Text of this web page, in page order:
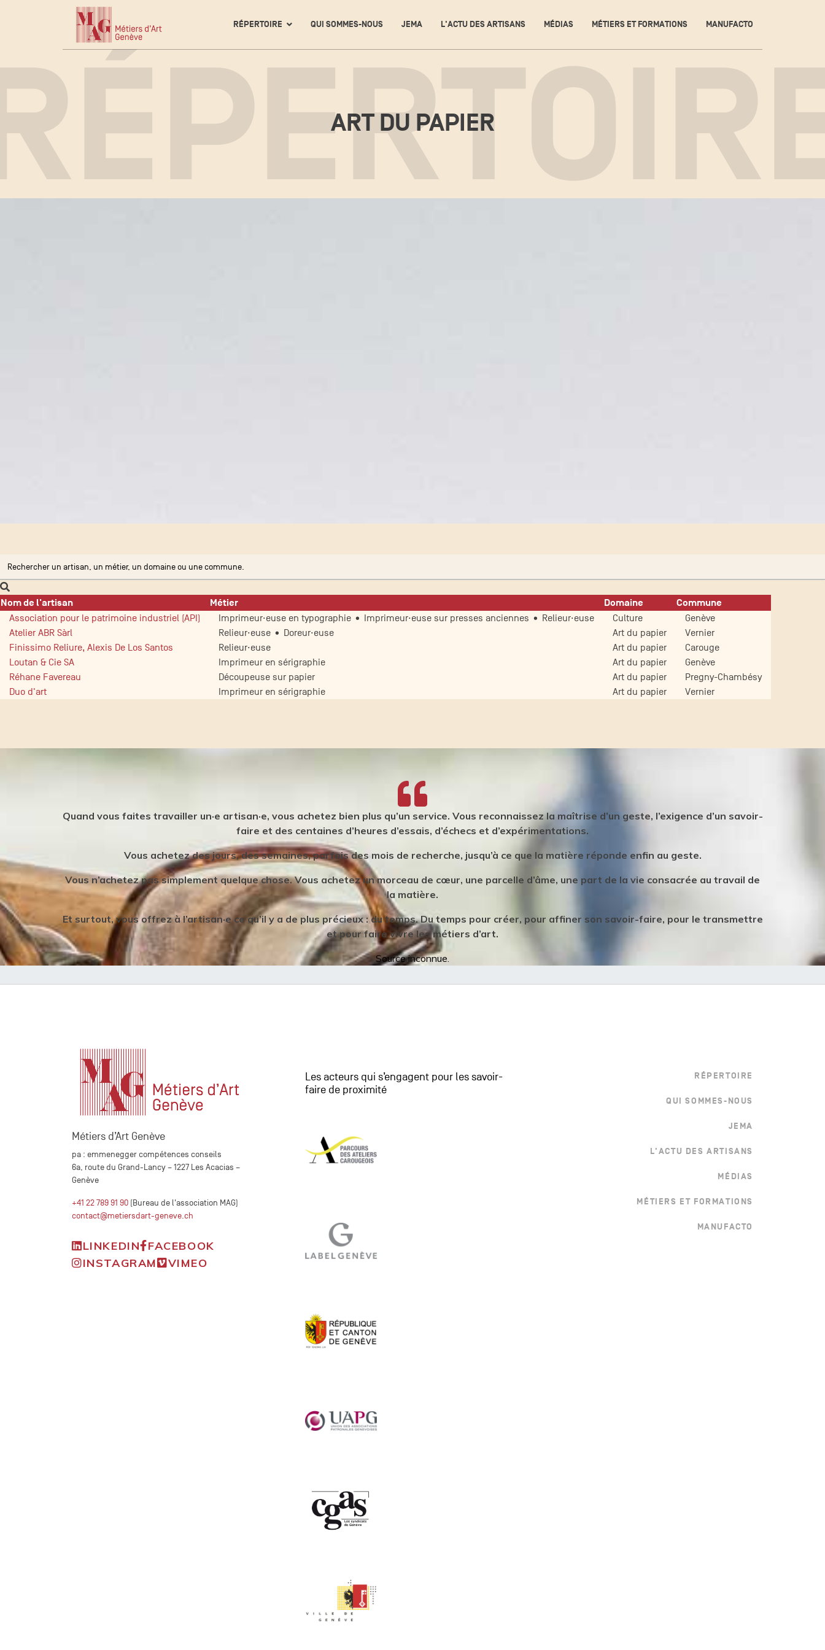
RÉPERTOIRE QUI SOMMES-NOUS JEMA L'ACTU DES ARTISANS MÉDIAS MÉTIERS ET FORMATIONS MANUFACTO
ART DU PAPIER
Nom de l'artisan Métier Domaine Commune
Association pour le patrimoine industriel (API) Imprimeur·euse en typographie • Imprimeur·euse sur presses anciennes • Relieur·euse Culture
Genève
Atelier ABR Sàrl
Relieur·euse • Doreur·euse Art du papier
Vernier
Finissimo Reliure, Alexis De Los Santos
Relieur·euse Art du papier
Carouge
Loutan & Cie SA
Imprimeur en sérigraphie Art du papier
Genève
Réhane Favereau
Découpeuse sur papier Art du papier
Pregny-Chambésy
Duo d'art
Imprimeur en sérigraphie Art du papier Vernier
Quand vous faites travailler un·e artisan·e, vous achetez bien plus qu’un service. Vous reconnaissez la maîtrise d’un geste, l’exigence d’un savoir-
faire et des centaines d’heures d’essais, d’échecs et d’expérimentations.
Vous achetez des jours, des semaines, parfois des mois de recherche, jusqu’à ce que la matière réponde enfin au geste.
Vous n’achetez pas simplement quelque chose. Vous achetez un morceau de cœur, une parcelle d’âme, une part de la vie consacrée au travail de
la matière.
Et surtout, vous offrez à l’artisan·e ce qu’il y a de plus précieux : du temps. Du temps pour créer, pour affiner son savoir-faire, pour le transmettre
et pour faire vivre les métiers d’art.
Source inconnue.
Métiers d’Art Genève
pa : emmenegger compétences conseils
6a, route du Grand-Lancy – 1227 Les Acacias –
Genève
+41 22 789 91 90 (Bureau de l'association MAG)
contact@metiersdart-geneve.ch
LINKEDIN FACEBOOK
INSTAGRAM
VIMEO
Les acteurs qui s’engagent pour les savoir-
faire de proximité
RÉPERTOIRE
QUI SOMMES-NOUS
JEMA
L'ACTU DES ARTISANS
MÉDIAS
MÉTIERS ET FORMATIONS
MANUFACTO